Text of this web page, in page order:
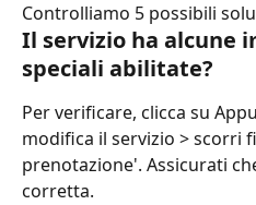
Controlliamo 5 possibili
Il servizio ha alcune
speciali abilitate?
Per verificare, clicca su
modifica il servizio > scorri
prenotazione'. Assicurati
corretta.